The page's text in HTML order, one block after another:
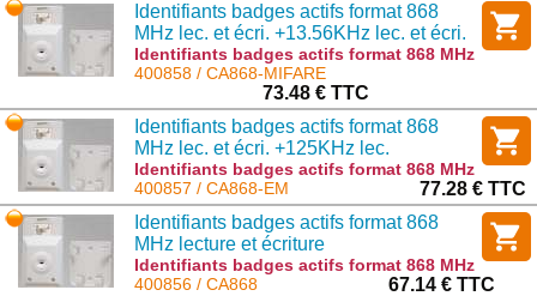
Identifiants badges actifs format 868
MHz lec. et écri. +13.56KHz lec. et écri.
Identifiants badges actifs format 868 MHz
lec. et écri. +13.56KHz lec. et écri. :
400858 / CA868-MIFARE
73.48 € TTC
Identifiants badges actifs format 868
MHz lec. et écri. +125KHz lec.
Identifiants badges actifs format 868 MHz
lec. et écri. +125KHz lec. : CA868-EM
400857 / CA868-EM
77.28 € TTC
Identifiants badges actifs format 868
MHz lecture et écriture
Identifiants badges actifs format 868 MHz
lecture et écriture : CA868
400856 / CA868
67.14 € TTC